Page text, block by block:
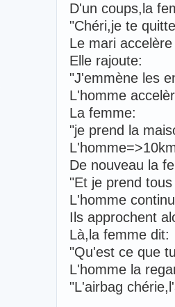
D'un coups,la
"Chéri,je te
Le mari
Elle rajoute:
"J'emmène les
L'homme
La femme:
"je prend la
De nouveau la
"Et je prend
L'homme
Ils approchent
Là,la femme dit:
"Qu'est ce que
L'homme la
"L'airbag